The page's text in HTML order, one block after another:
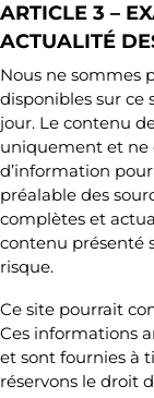
ARTICLE 3 –
ACTUALITÉ
Nous ne sommes
disponibles sur ce
jour. Le contenu
uniquement et ne
d’information
préalable des
complètes et
contenu présenté
risque.
Ce site pourrait
Ces informations
et sont fournies à
réservons le droit